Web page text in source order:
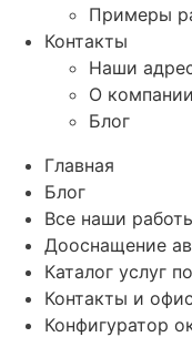
Примеры
Контакты
Наши
О компании
Блог
Главная
Блог
Все наши
Дооснащение
Каталог услуг
Контакты и
Конфигуратор